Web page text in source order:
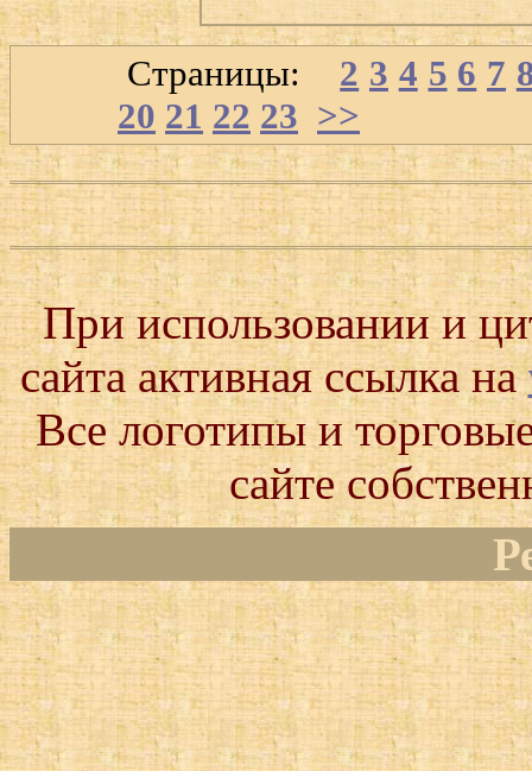
Страницы: 2 3 4 5 6 7
20 21 22 23 >>
При использовании и
сайта активная ссылка на
Все логотипы и
сайте